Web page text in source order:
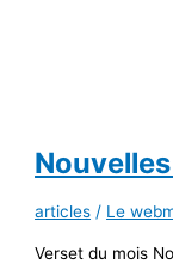
articles / Le
Verset du mois